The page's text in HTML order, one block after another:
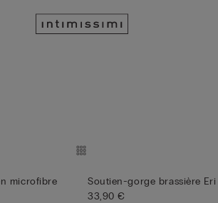
microfibre
Soutien-gorge brassière
33,90 €